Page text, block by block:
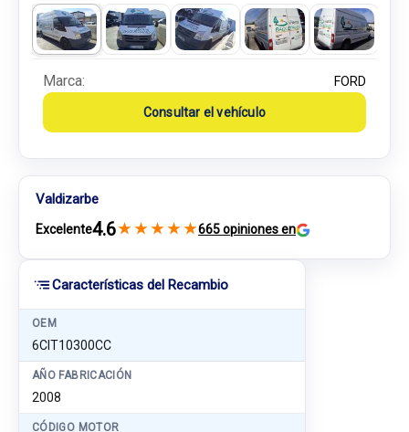
Características del Recambio
OEM
6CIT10300CC
AÑO FABRICACIÓN
2008
CÓDIGO MOTOR
Marca: FORD
Consultar el vehículo
Valdizarbe
Excelente4.6★ ★ ★ ★ ★665 opiniones en